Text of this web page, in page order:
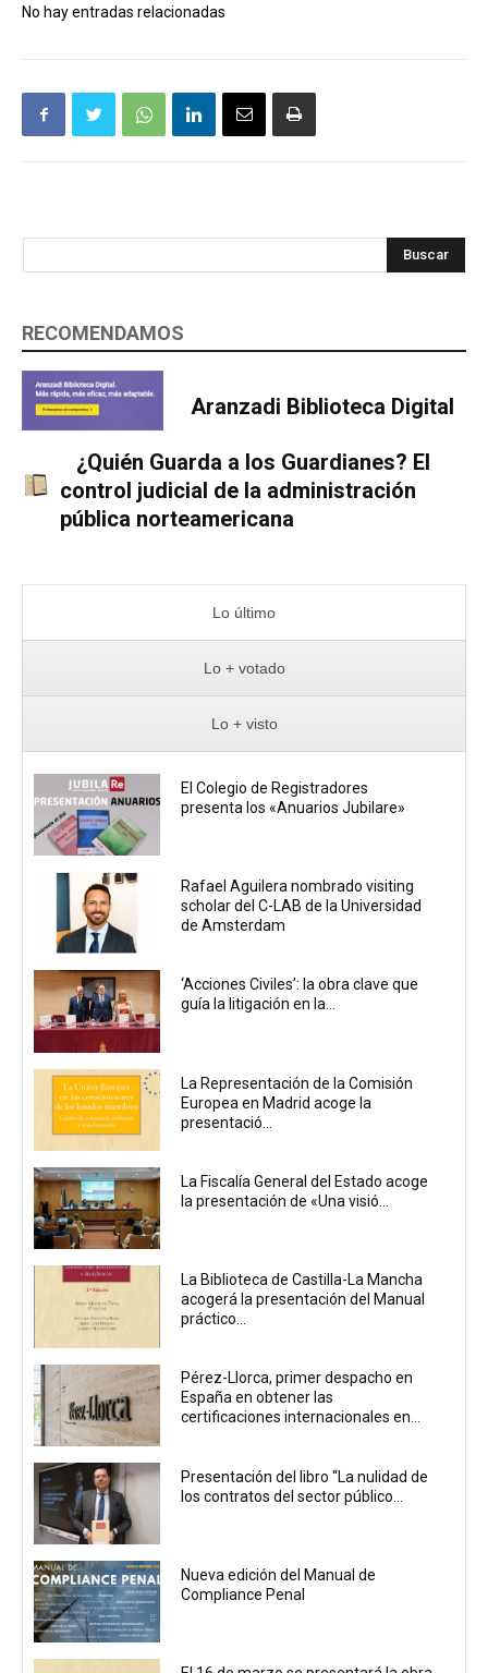
No hay entradas relacionadas
Buscar
RECOMENDAMOS
Aranzadi Biblioteca Digital
¿Quién Guarda a los Guardianes? El
control judicial de la administración
pública norteamericana
Lo último
Lo + votado
Lo + visto
El Colegio de Registradores
presenta los «Anuarios Jubilare»
Rafael Aguilera nombrado visiting
scholar del C-LAB de la Universidad
de Amsterdam
‘Acciones Civiles’: la obra clave que
guía la litigación en la...
La Representación de la Comisión
Europea en Madrid acoge la
presentació...
La Fiscalía General del Estado acoge
la presentación de «Una visió...
La Biblioteca de Castilla-La Mancha
acogerá la presentación del Manual
práctico...
Pérez-Llorca, primer despacho en
España en obtener las
certificaciones internacionales en...
Presentación del libro “La nulidad de
los contratos del sector público...
Nueva edición del Manual de
Compliance Penal